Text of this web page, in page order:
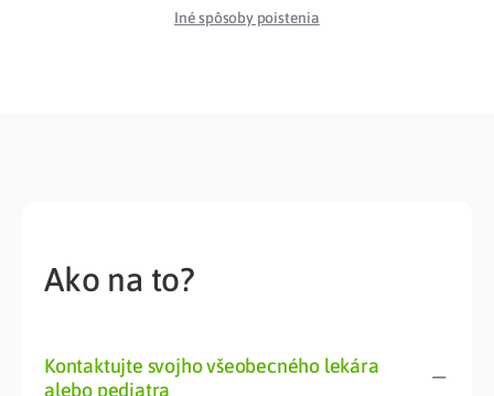
Iné spôsoby poistenia
Ako na to?
Kontaktujte svojho všeobecného lekára
alebo pediatra